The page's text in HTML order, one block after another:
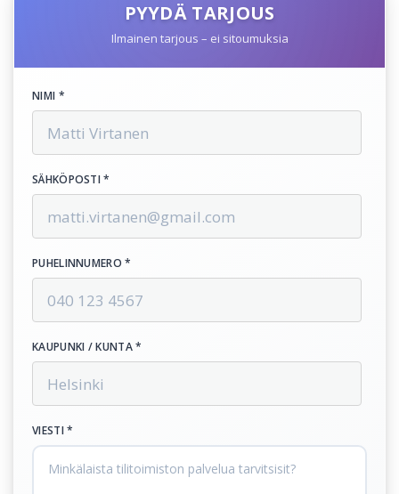
PYYDÄ TARJOUS
Ilmainen tarjous – ei sitoumuksia
NIMI *
SÄHKÖPOSTI *
PUHELINNUMERO *
KAUPUNKI / KUNTA *
VIESTI *